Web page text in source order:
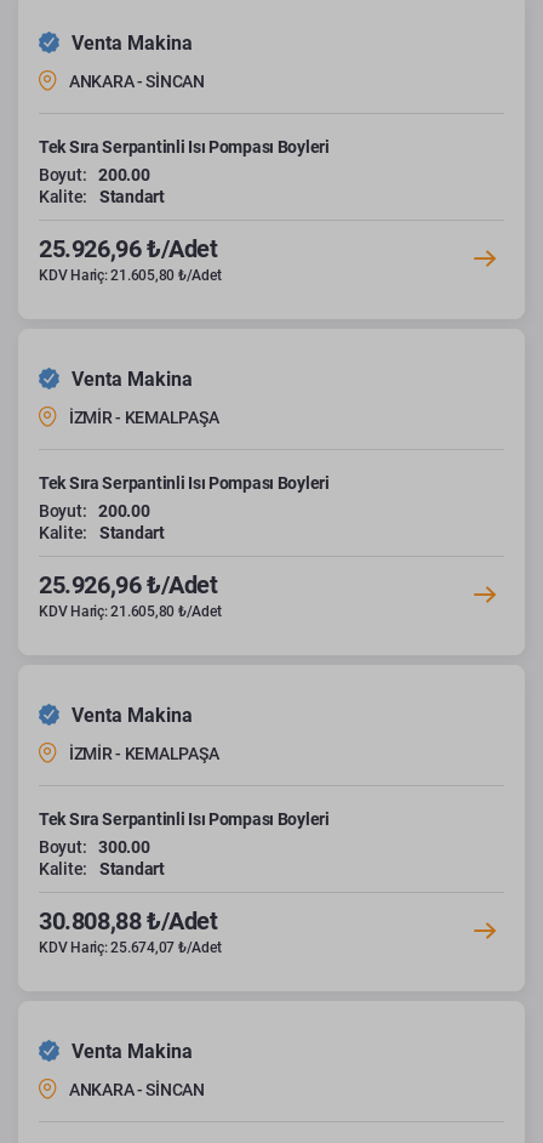
Venta Makina
ANKARA - SİNCAN
Tek Sıra Serpantinli Isı Pompası Boyleri
Boyut:
200.00
Kalite:
Standart
25.926,96 ₺/Adet
KDV Hariç: 21.605,80 ₺/Adet
Venta Makina
İZMİR - KEMALPAŞA
Tek Sıra Serpantinli Isı Pompası Boyleri
Boyut:
200.00
Kalite:
Standart
25.926,96 ₺/Adet
KDV Hariç: 21.605,80 ₺/Adet
Venta Makina
İZMİR - KEMALPAŞA
Tek Sıra Serpantinli Isı Pompası Boyleri
Boyut:
300.00
Kalite:
Standart
30.808,88 ₺/Adet
KDV Hariç: 25.674,07 ₺/Adet
Venta Makina
ANKARA - SİNCAN